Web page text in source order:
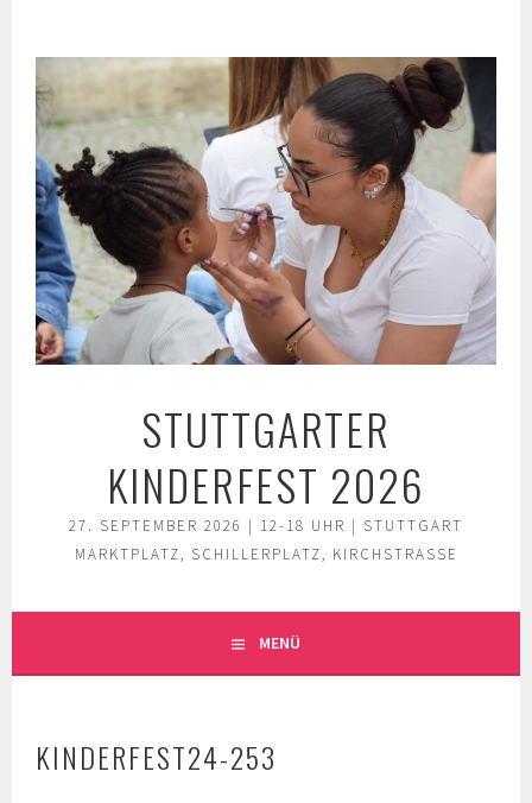
Inhalt
STUTTGARTER
KINDERFEST 2026
27. SEPTEMBER 2026 | 12-18 UHR | STUTTGART
MARKTPLATZ, SCHILLERPLATZ, KIRCHSTRASSE
MENÜ
KINDERFEST24-253